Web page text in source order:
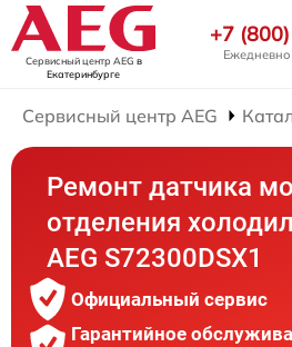
Сервисный центр AEG в
Екатеринбурге
+7
Сервисный центр AEG
Ремонт датчика
отделения
AEG S72300DSX1
Официальный сервис
Гарантийное